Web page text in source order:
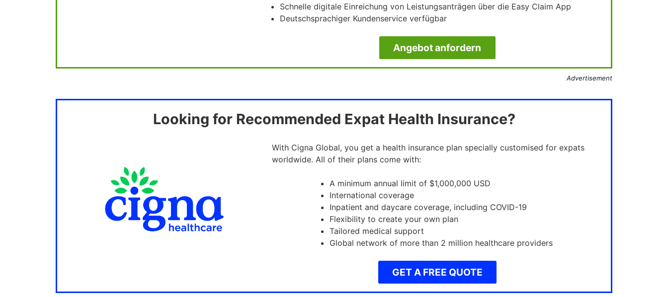
Schnelle digitale Einreichung von Leistungsanträgen über die Easy Claim App
Deutschsprachiger Kundenservice verfügbar
Angebot anfordern
Advertisement
Looking for Recommended Expat Health Insurance?
With Cigna Global, you get a health insurance plan specially customised for expats
worldwide. All of their plans come with:
A minimum annual limit of $1,000,000 USD
International coverage
Inpatient and daycare coverage, including COVID-19
Flexibility to create your own plan
Tailored medical support
Global network of more than 2 million healthcare providers
GET A FREE QUOTE